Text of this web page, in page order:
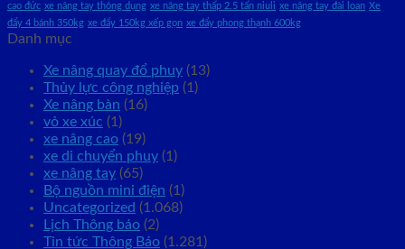
cao đức xe nâng tay thông dụng xe nâng tay thấp 2.5 tấn niuli xe nâng tay đài loan Xe
đẩy 4 bánh 350kg xe đẩy 150kg xếp gọn xe đẩy phong thạnh 600kg
Danh mục
Xe nâng quay đổ phuy (13)
Thủy lực công nghiệp (1)
Xe nâng bàn (16)
vỏ xe xúc (1)
xe nâng cao (19)
xe di chuyển phuy (1)
xe nâng tay (65)
Bộ nguồn mini điện (1)
Uncategorized (1.068)
Lịch Thông báo (2)
Tin tức Thông Báo (1.281)